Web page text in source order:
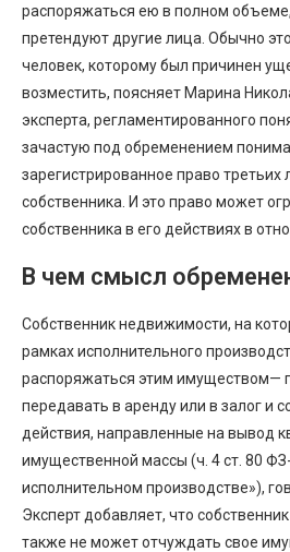
распоряжаться ею в полном объеме,
претендуют другие лица. Обычно
человек, которому был причинен
возместить, поясняет Марина
эксперта, регламентированного
зачастую под обременением
зарегистрированное право
собственника. И это право может
собственника в его действиях в
В чем смысл
Собственник недвижимости, на
рамках исполнительного
распоряжаться этим имуществом—
передавать в аренду или в залог и
действия, направленные на вывод
имущественной массы (ч. 4 ст. 80
исполнительном производстве»),
Эксперт добавляет, что
также не может отчуждать свое